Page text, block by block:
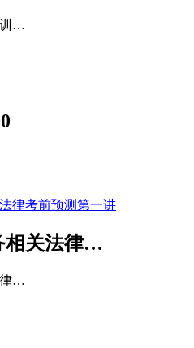
训…
相关法律…
律…